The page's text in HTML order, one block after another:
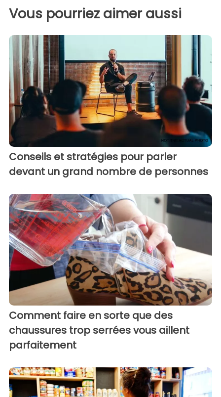
Vous pourriez aimer aussi
Conseils et stratégies pour parler
devant un grand nombre de personnes
Comment faire en sorte que des
chaussures trop serrées vous aillent
parfaitement